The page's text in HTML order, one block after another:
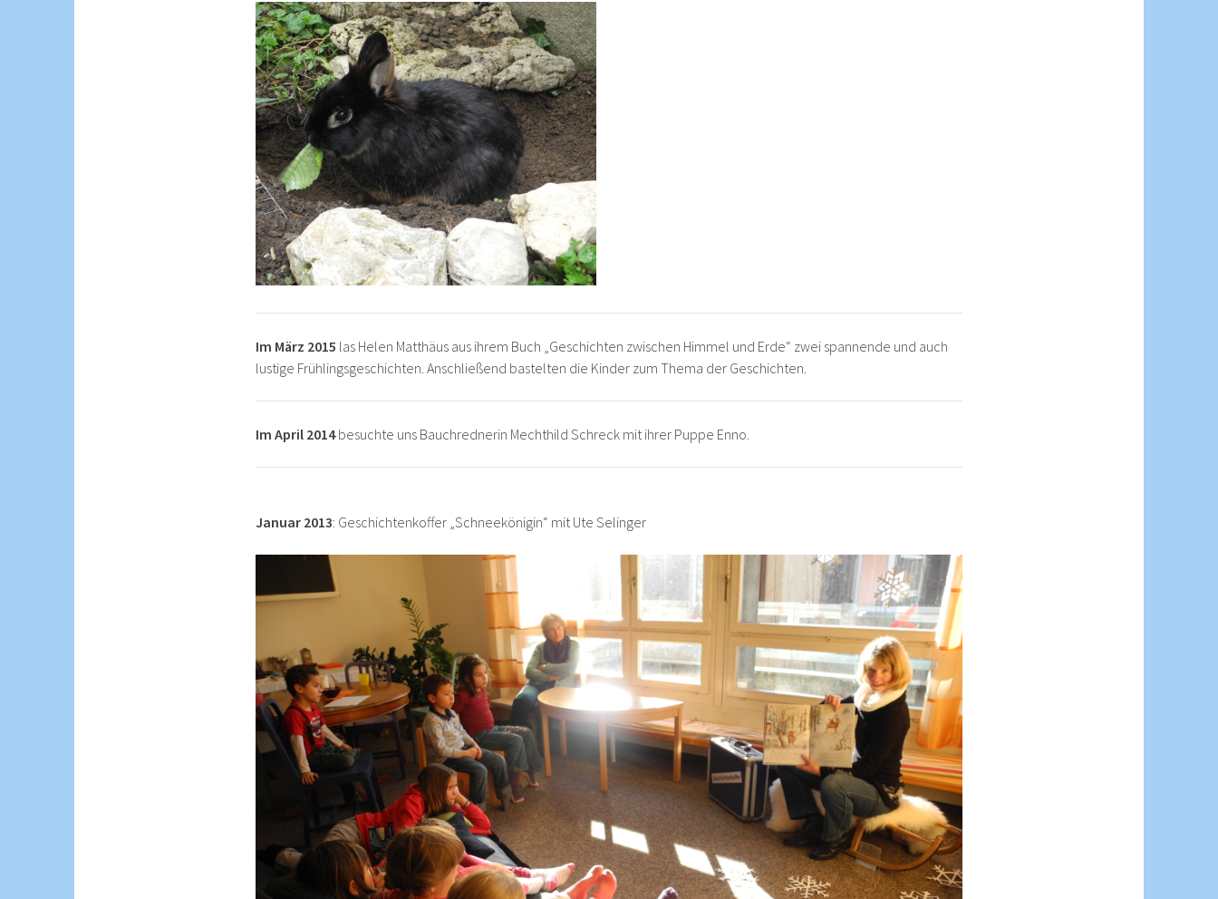
Im März 2015 las Helen Matthäus aus ihrem Buch „Geschichten zwischen Himmel und Erde“ zwei spannende und auch
lustige Frühlingsgeschichten. Anschließend bastelten die Kinder zum Thema der Geschichten.
Im April 2014besuchte uns Bauchrednerin Mechthild Schreck mit ihrer Puppe Enno.
Januar 2013: Geschichtenkoffer „Schneekönigin“ mit Ute Selinger